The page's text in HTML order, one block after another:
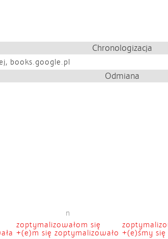
Chronologizacja
books.google.pl
Odmiana
n
zoptymalizowałom się
+(e)m się zoptymalizowało +(e)śmy